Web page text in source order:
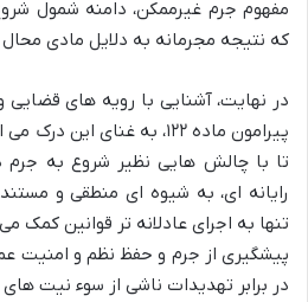
مفهوم جرم غیرممکن، دامنه شمول
که نتیجه مجرمانه به دلایل مادی
در نهایت، آشنایی با رویه های
پیرامون ماده ۱۲۲، به غنای
تا با چالش هایی نظیر شروع به جرم
رایانه ای، به شیوه ای منطقی و
تنها به اجرای عادلانه تر قوانین کمک
پیشگیری از جرم و حفظ نظم و امنیت
در برابر تهدیدات ناشی از سوء نیت